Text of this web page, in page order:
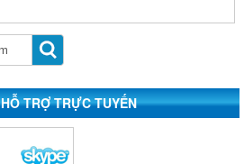
HỖ TRỢ TRỰC TUYẾN